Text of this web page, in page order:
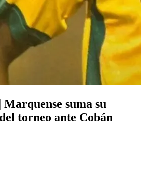
suma su
torneo ante Cobán